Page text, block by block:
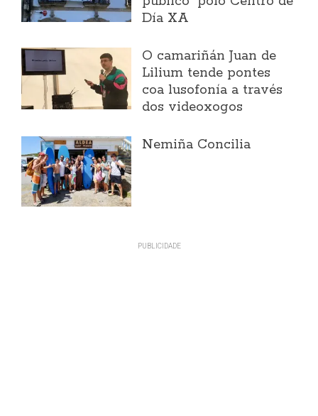
Día XA
O camariñán Juan de
Lilium tende pontes
coa lusofonía a través
dos videoxogos
Nemiña Concilia